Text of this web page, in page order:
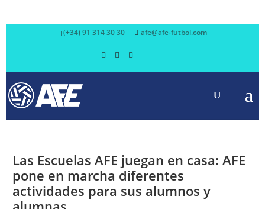
(+34) 91 314 30 30 afe@afe-futbol.com
Las Escuelas AFE juegan en casa: AFE
pone en marcha diferentes
actividades para sus alumnos y